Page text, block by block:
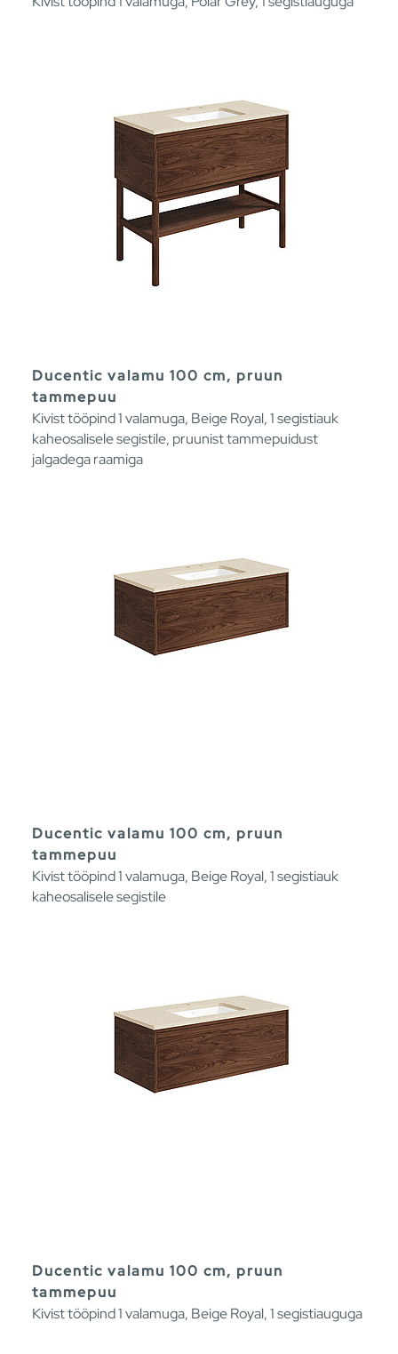
Ducentic valamu 100 cm, pruun
tammepuu
Kivist tööpind 1 valamuga, Beige Royal, 1 segistiauk
kaheosalisele segistile, pruunist tammepuidust
jalgadega raamiga
Ducentic valamu 100 cm, pruun
tammepuu
Kivist tööpind 1 valamuga, Beige Royal, 1 segistiauk
kaheosalisele segistile
Ducentic valamu 100 cm, pruun
tammepuu
Kivist tööpind 1 valamuga, Beige Royal, 1 segistiauguga